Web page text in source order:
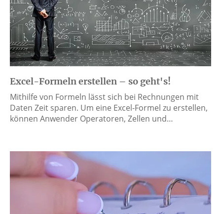
Excel-Formeln erstellen – so geht's!
Mithilfe von Formeln lässt sich bei Rechnungen mit
Daten Zeit sparen. Um eine Excel-Formel zu erstellen,
können Anwender Operatoren, Zellen und…